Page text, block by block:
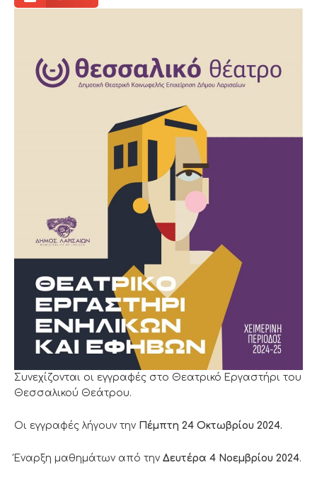
Συνεχίζονται οι εγγραφές στο Θεατρικό Εργαστήρι του
Θεσσαλικού Θεάτρου.
Οι εγγραφές λήγουν την Πέμπτη 24 Οκτωβρίου 2024.
Έναρξη μαθημάτων από την Δευτέρα 4 Νοεμβρίου 2024.